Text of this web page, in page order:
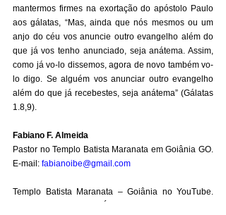
mantermos firmes na exortação do apóstolo Paulo
aos gálatas, “Mas, ainda que nós mesmos ou um
anjo do céu vos anuncie outro evangelho além do
que já vos tenho anunciado, seja anátema. Assim,
como já vo-lo dissemos, agora de novo também vo-
lo digo. Se alguém vos anunciar outro evangelho
além do que já recebestes, seja anátema” (Gálatas
1.8,9).
Fabiano F. Almeida
Pastor no Templo Batista Maranata em Goiânia GO.
E-mail: fabianoibe@gmail.com
Templo Batista Maranata – Goiânia no YouTube.